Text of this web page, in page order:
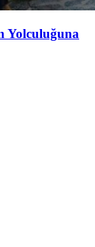
Yolculuğuna